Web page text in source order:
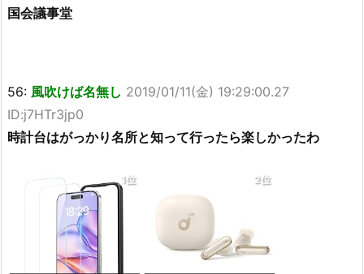
国会議事堂
56: 風吹けば名無し 2019/01/11(金) 19:29:00.27
ID:j7HTr3jp0
時計台はがっかり名所と知って行ったら楽しかったわ
1位 2位